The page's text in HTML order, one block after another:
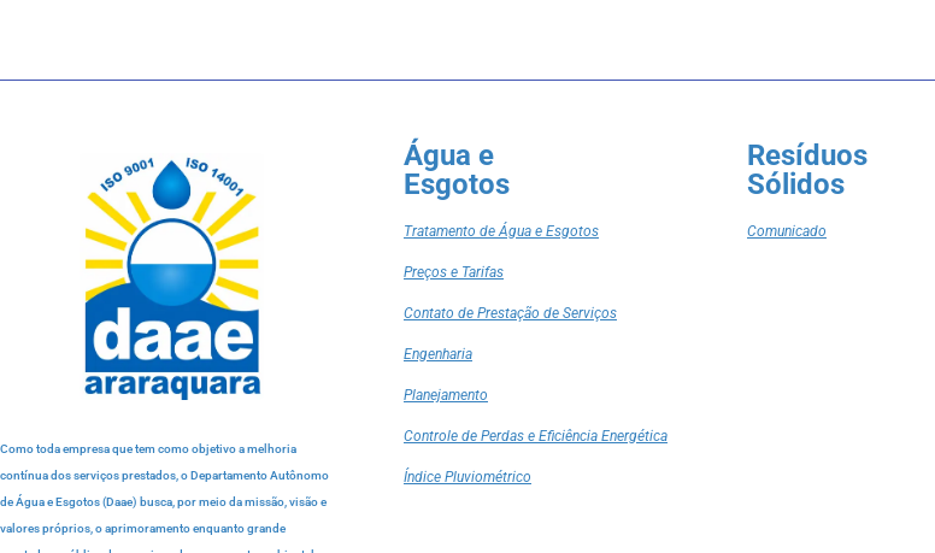
Como toda empresa que tem como objetivo a melhoria
contínua dos serviços prestados, o Departamento Autônomo
de Água e Esgotos (Daae) busca, por meio da missão, visão e
valores próprios, o aprimoramento enquanto grande
Água e
Esgotos
Tratamento de Água e Esgotos
Preços e Tarifas
Contato de Prestação de Serviços
Engenharia
Planejamento
Controle de Perdas e Eficiência Energética
Índice Pluviométrico
Resíduos
Sólidos
Comunicado